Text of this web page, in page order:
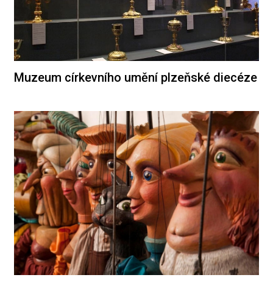
Muzeum církevního umění plzeňské diecéze